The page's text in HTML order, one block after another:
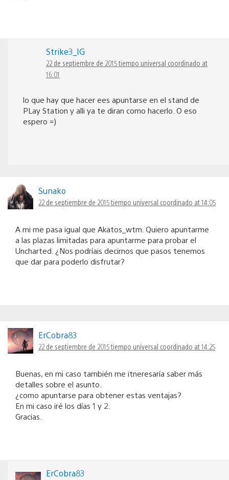
Strike3_IG
22 de septiembre de 2015 tiempo universal coordinado at
16:01
lo que hay que hacer ees apuntarse en el stand de
PLay Station y alli ya te diran como hacerlo. O eso
espero =)
Sunako
22 de septiembre de 2015 tiempo universal coordinado at 14:05
A mi me pasa igual que Akatos_wtm. Quiero apuntarme
a las plazas limitadas para apuntarme para probar el
Uncharted. ¿Nos podríais decirnos que pasos tenemos
que dar para poderlo disfrutar?
ErCobra83
22 de septiembre de 2015 tiempo universal coordinado at 14:25
Buenas, en mi caso también me itneresaría saber más
detalles sobre el asunto.
¿como apuntarse para obtener estas ventajas?
En mi caso iré los días 1 y 2.
Gracias.
ErCobra83